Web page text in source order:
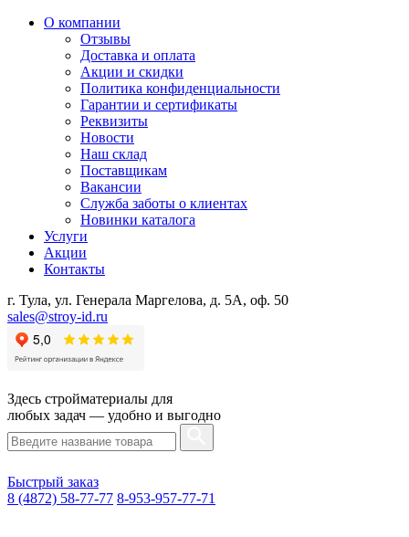
О компании
Отзывы
Доставка и оплата
Акции и скидки
Политика конфиденциальности
Гарантии и сертификаты
Реквизиты
Новости
Наш склад
Поставщикам
Вакансии
Служба заботы о клиентах
Новинки каталога
Услуги
Акции
Контакты
г. Тула, ул. Генерала Маргелова, д. 5А, оф. 50
sales@stroy-id.ru
Здесь стройматериалы для
любых задач — удобно и выгодно
Быстрый заказ
8 (4872) 58-77-77 8-953-957-77-71